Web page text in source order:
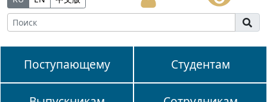
Поступающему Студентам